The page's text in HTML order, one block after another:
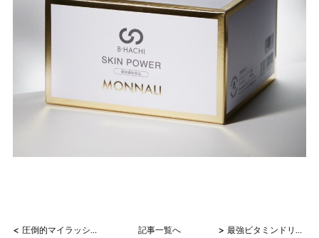
< 圧倒的マイラッシュ 記事一覧へ > 最強ビタミンドリンク【シナジー】